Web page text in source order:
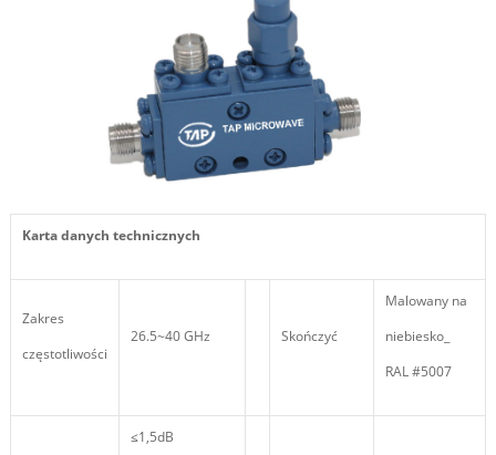
Karta danych technicznych
Zakres
częstotliwości
26.5~40 GHz Skończyć
Malowany na
niebiesko_
RAL #5007
≤1,5dB